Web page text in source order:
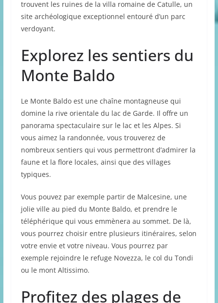
trouvent les ruines de la villa romaine de Catulle, un
site archéologique exceptionnel entouré d’un parc
verdoyant.
Explorez les sentiers du
Monte Baldo
Le Monte Baldo est une chaîne montagneuse qui
domine la rive orientale du lac de Garde. Il offre un
panorama spectaculaire sur le lac et les Alpes. Si
vous aimez la randonnée, vous trouverez de
nombreux sentiers qui vous permettront d’admirer la
faune et la flore locales, ainsi que des villages
typiques.
Vous pouvez par exemple partir de Malcesine, une
jolie ville au pied du Monte Baldo, et prendre le
téléphérique qui vous emmènera au sommet. De là,
vous pourrez choisir entre plusieurs itinéraires, selon
votre envie et votre niveau. Vous pourrez par
exemple rejoindre le refuge Novezza, le col du Tondi
ou le mont Altissimo.
Profitez des plages de